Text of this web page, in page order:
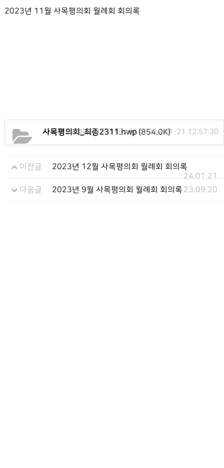
2023년 11월 사목평의회 월례회 회의록
사목평의회_최종2311.hwp(854.0K)
59회 다운로드 | DATE : 2024-01-21 12:57:30
이전글
2023년 12월 사목평의회 월례회 회의록
24.01.21
다음글
2023년 9월 사목평의회 월례회 회의록 23.09.20